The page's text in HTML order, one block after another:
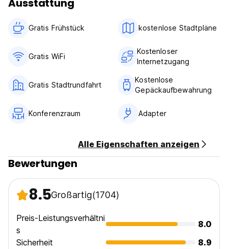
Ausstattung
Gratis Frühstück kostenlose Stadtpläne
Gratis WiFi
Kostenloser
Internetzugang
Gratis Stadtrundfahrt
Kostenlose
Gepäckaufbewahrung
Konferenzraum Adapter
Alle Eigenschaften anzeigen
Bewertungen
8.5Großartig(1704)
Preis-Leistungsverhältni
s
8.0
Sicherheit
8.9